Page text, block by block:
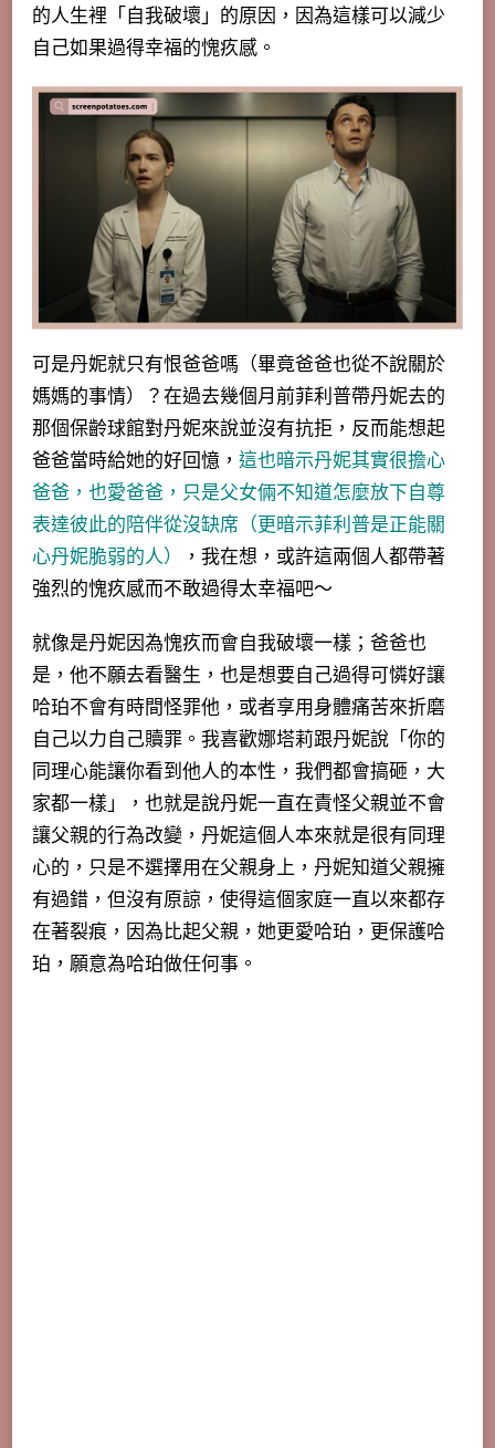
的人生裡「自我破壞」的原因，因為這樣可以減少
自己如果過得幸福的愧疚感。
可是丹妮就只有恨爸爸嗎（畢竟爸爸也從不說關於
媽媽的事情）？在過去幾個月前菲利普帶丹妮去的
那個保齡球館對丹妮來說並沒有抗拒，反而能想起
爸爸當時給她的好回憶， 這也暗示丹妮其實很擔心
爸爸，也愛爸爸，只是父女倆不知道怎麼放下自尊
表達彼此的陪伴從沒缺席（更暗示菲利普是正能關
心丹妮脆弱的人）
，我在想，或許這兩個人都帶著
強烈的愧疚感而不敢過得太幸福吧～
就像是丹妮因為愧疚而會自我破壞一樣；爸爸也
是，他不願去看醫生，也是想要自己過得可憐好讓
哈珀不會有時間怪罪他，或者享用身體痛苦來折磨
自己以力自己贖罪。我喜歡娜塔莉跟丹妮說「你的
同理心能讓你看到他人的本性，我們都會搞砸，大
家都一樣」，也就是說丹妮一直在責怪父親並不會
讓父親的行為改變，丹妮這個人本來就是很有同理
心的，只是不選擇用在父親身上，丹妮知道父親擁
有過錯，但沒有原諒，使得這個家庭一直以來都存
在著裂痕，因為比起父親，她更愛哈珀，更保護哈
珀，願意為哈珀做任何事。